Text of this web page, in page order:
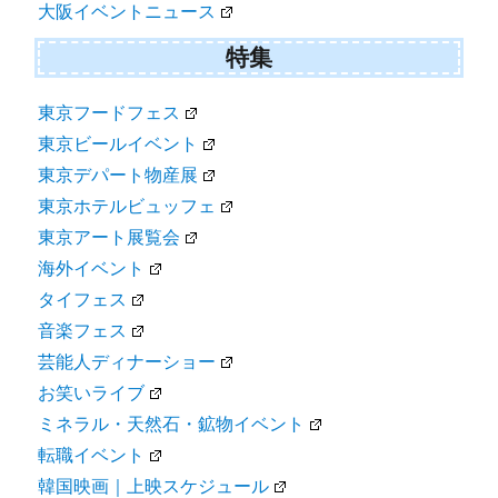
大阪イベントニュース
特集
東京フードフェス
東京ビールイベント
東京デパート物産展
東京ホテルビュッフェ
東京アート展覧会
海外イベント
タイフェス
音楽フェス
芸能人ディナーショー
お笑いライブ
ミネラル・天然石・鉱物イベント
転職イベント
韓国映画｜上映スケジュール